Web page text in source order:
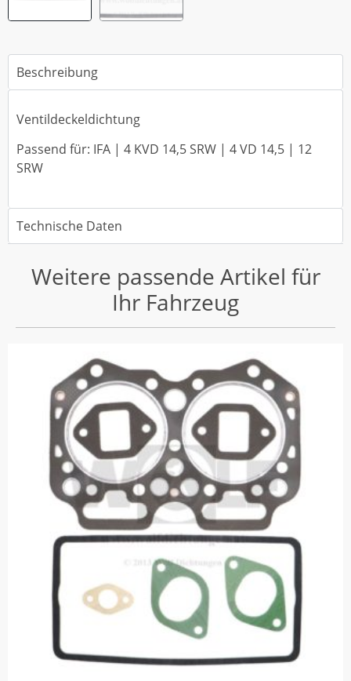
Beschreibung
Ventildeckeldichtung
Passend für: IFA | 4 KVD 14,5 SRW | 4 VD 14,5 | 12
SRW
Technische Daten
Weitere passende Artikel für
Ihr Fahrzeug